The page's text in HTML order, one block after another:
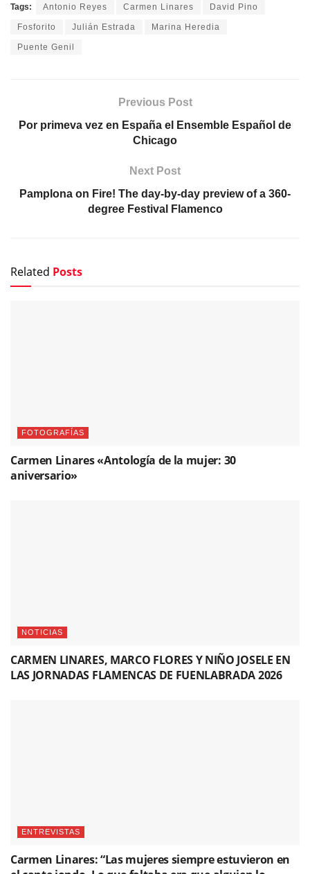
Tags: Antonio Reyes Carmen Linares David Pino
Fosforito Julián Estrada Marina Heredia
Puente Genil
Previous Post
Por primeva vez en España el Ensemble Español de
Chicago
Next Post
Pamplona on Fire! The day-by-day preview of a 360-
degree Festival Flamenco
Related Posts
FOTOGRAFÍAS
Carmen Linares «Antología de la mujer: 30
aniversario»
NOTICIAS
CARMEN LINARES, MARCO FLORES Y NIÑO JOSELE EN
LAS JORNADAS FLAMENCAS DE FUENLABRADA 2026
ENTREVISTAS
Carmen Linares: “Las mujeres siempre estuvieron en